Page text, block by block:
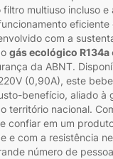
multiuso incluso e
eficiente
com a
gás ecológico R134a
da ABNT.
(0,90A), este
benefício, aliado à
território nacional.
confiar em um
e com a resistência
número de